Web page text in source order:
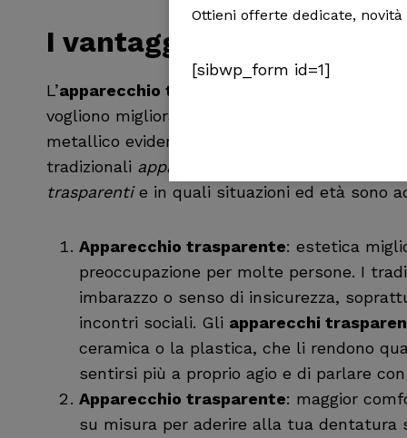
I vantaggi degli
L’apparecchio trasparente
per i denti è
vogliono migliorare l’allineamento dei propri
metallico evidente. Questo tipo di
tradizionali apparecchi ortodontici
trasparentie in quali situazioni ed età sono
Apparecchio trasparente: estetica
preoccupazione per molte persone. I
imbarazzo o senso di insicurezza,
incontri sociali. Gli apparecchi
ceramica o la plastica, che li rendono
sentirsi più a proprio agio e di parlare
Apparecchio trasparente: maggior
su misura per aderire alla tua dentatura
Ottieni offerte dedicate,
[sibwp_form id=1]